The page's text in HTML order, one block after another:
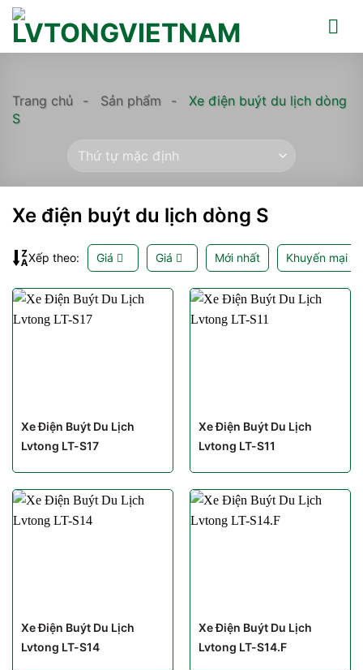
Skip
content
Trang chủ - Sản phẩm -
Xe điện buýt du lịch dòng
S
Xe điện buýt du lịch dòng S
Xếp theo: Giá Giá Mới nhất Khuyến mại
Xe Điện Buýt Du Lịch
Lvtong LT-S17
Xe Điện Buýt Du Lịch
Lvtong LT-S11
Xe Điện Buýt Du Lịch
Lvtong LT-S14
Xe Điện Buýt Du Lịch
Lvtong LT-S14.F